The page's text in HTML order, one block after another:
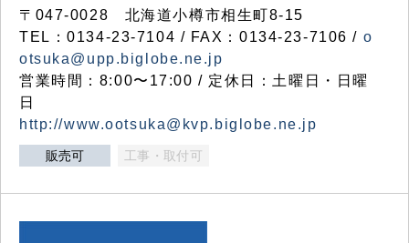
〒047-0028 北海道小樽市相生町8-15
TEL：0134-23-7104 / FAX：0134-23-7106 / o
otsuka@upp.biglobe.ne.jp
営業時間：8:00〜17:00 / 定休日：土曜日・日曜
日
http://www.ootsuka@kvp.biglobe.ne.jp
販売可 工事・取付可